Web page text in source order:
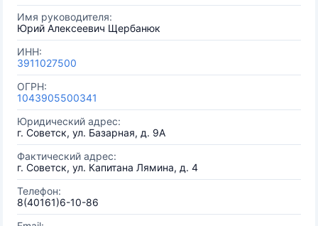
Имя руководителя:
Юрий Алексеевич Щербанюк
ИНН:
3911027500
ОГРН:
1043905500341
Юридический адрес:
г. Советск, ул. Базарная, д. 9А
Фактический адрес:
г. Советск, ул. Капитана Лямина, д. 4
Телефон:
8(40161)6-10-86